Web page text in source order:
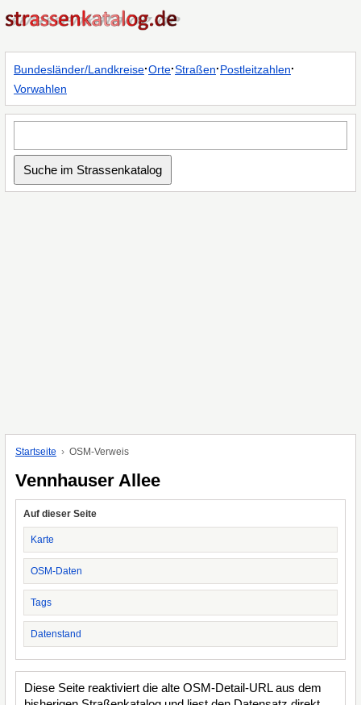
Bundesländer/Landkreise·Orte·Straßen·Postleitzahlen·
Vorwahlen
Startseite OSM-Verweis
Vennhauser Allee
Auf dieser Seite
Karte
OSM-Daten
Tags
Datenstand
Diese Seite reaktiviert die alte OSM-Detail-URL aus dem